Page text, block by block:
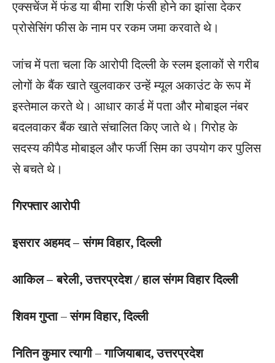
एक्सचेंज में फंड या बीमा राशि फंसी होने का झांसा देकर
प्रोसेसिंग फीस के नाम पर रकम जमा करवाते थे।
जांच में पता चला कि आरोपी दिल्ली के स्लम इलाकों से गरीब
लोगों के बैंक खाते खुलवाकर उन्हें म्यूल अकाउंट के रूप में
इस्तेमाल करते थे। आधार कार्ड में पता और मोबाइल नंबर
बदलवाकर बैंक खाते संचालित किए जाते थे। गिरोह के
सदस्य कीपैड मोबाइल और फर्जी सिम का उपयोग कर पुलिस
से बचते थे।
गिरफ्तार आरोपी
इसरार अहमद – संगम विहार, दिल्ली
आकिल – बरेली, उत्तरप्रदेश / हाल संगम विहार दिल्ली
शिवम गुप्ता–संगम विहार, दिल्ली
नितिन कुमार त्यागी–गाजियाबाद, उत्तरप्रदेश